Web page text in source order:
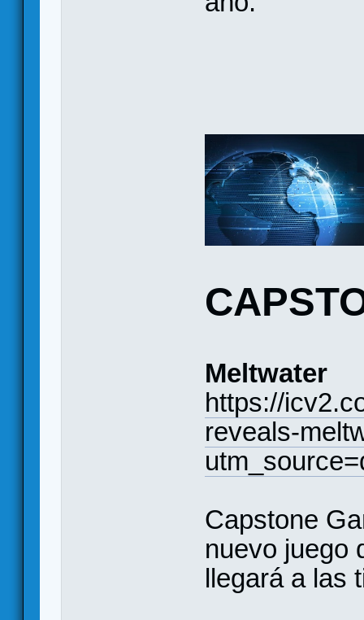
Meltwater
https://
reveals-
Capstone
nuevo juego
llegará a las